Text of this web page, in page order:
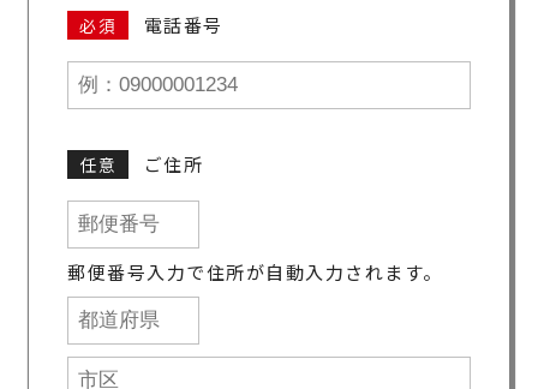
必須 電話番号
任意 ご住所
郵便番号入力で住所が自動入力されます。